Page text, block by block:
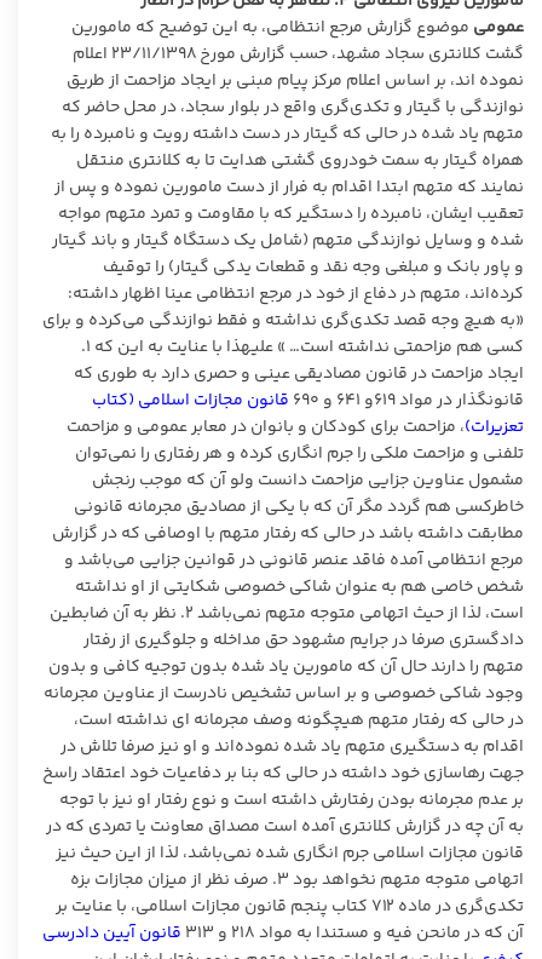
عمومی موضوع گزارش مرجع انتظامی، به این توضیح که مامورین
گشت کلانتری سجاد مشهد، حسب گزارش مورخ ۲۳/۱۱/۱۳۹۸ اعلام
نموده اند، بر اساس اعلام مرکز پیام مبنی بر ایجاد مزاحمت از طریق
نوازندگی با گیتار و تکدی‌گری واقع در بلوار سجاد، در محل حاضر که
متهم یاد شده در حالی که گیتار در دست داشته رویت و نامبرده را به
همراه گیتار به سمت خودروی گشتی هدایت تا به کلانتری منتقل
نمایند که متهم ابتدا اقدام به فرار از دست مامورین نموده و پس از
تعقیب ایشان، نامبرده را دستگیر که با مقاومت و تمرد متهم مواجه
شده و وسایل نوازندگی متهم (شامل یک دستگاه گیتار و باند گیتار
و پاور بانک و مبلغی وجه نقد و قطعات یدکی گیتار) را توقیف
کرده‌اند، متهم در دفاع از خود در مرجع انتظامی عینا اظهار داشته:
«به هیچ وجه قصد تکدی‌گری نداشته و فقط نوازندگی می‌کرده و برای
کسی هم مزاحمتی نداشته است… » علیهذا با عنایت به این که ۱.
ایجاد مزاحمت در قانون مصادیقی عینی و حصری دارد به طوری که
قانونگذار در مواد ۶۱۹و ۶۴۱ و ۶۹۰
قانون مجازات اسلامی (کتاب
تعزیرات)، مزاحمت برای کودکان و بانوان در معابر عمومی و مزاحمت
تلفنی و مزاحمت ملکی را جرم انگاری کرده و هر رفتاری را نمی‌توان
مشمول عناوین جزایی مزاحمت دانست ولو آن که موجب رنجش
خاطرکسی هم گردد مگر آن که با یکی از مصادیق مجرمانه قانونی
مطابقت داشته باشد در حالی که رفتار متهم با اوصافی که در گزارش
مرجع انتظامی آمده فاقد عنصر قانونی در قوانین جزایی می‌باشد و
شخص خاصی هم به عنوان شاکی خصوصی شکایتی از او نداشته
است، لذا از حیث اتهامی متوجه متهم نمی‌باشد ۲. نظر به آن ضابطین
دادگستری صرفا در جرایم مشهود حق مداخله و جلوگیری از رفتار
متهم را دارند حال آن که مامورین یاد شده بدون توجیه کافی و بدون
وجود شاکی خصوصی و بر اساس تشخیص نادرست از عناوین مجرمانه
در حالی که رفتار متهم هیچگونه وصف مجرمانه ای نداشته است،
اقدام به دستگیری متهم یاد شده نموده‌اند و او نیز صرفا تلاش در
جهت رهاسازی خود داشته در حالی که بنا بر دفاعیات خود اعتقاد راسخ
بر عدم مجرمانه بودن رفتارش داشته است و نوع رفتار او نیز با توجه
به آن چه در گزارش کلانتری آمده است مصداق معاونت یا تمردی که در
قانون مجازات اسلامی جرم انگاری شده نمی‌باشد، لذا از این حیث نیز
اتهامی متوجه متهم نخواهد بود ۳. صرف نظر از میزان مجازات بزه
تکدی‌گری در ماده ۷۱۲ کتاب پنجم قانون مجازات اسلامی، با عنایت بر
آن که در مانحن فیه و مستندا به مواد ۲۱۸ و ۳۱۳
قانون آیین دادرسی